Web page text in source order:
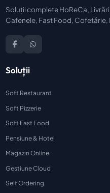
Soluții complete HoReCa,
Cafenele, Fast Food, Cofetărie,
Soluții
Soft Restaurant
Soft Pizzerie
Soft Fast Food
Pensiune & Hotel
Magazin Online
Gestiune Cloud
Self Ordering